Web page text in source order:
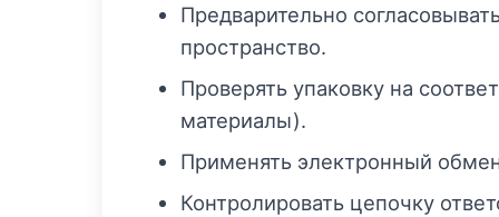
Предварительно
пространство.
Проверять упаковку на
материалы).
Применять электронный
Контролировать цепочку